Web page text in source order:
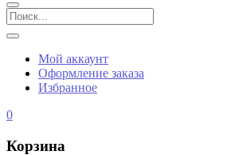
Мой аккаунт
Оформление заказа
Избранное
0
Корзина